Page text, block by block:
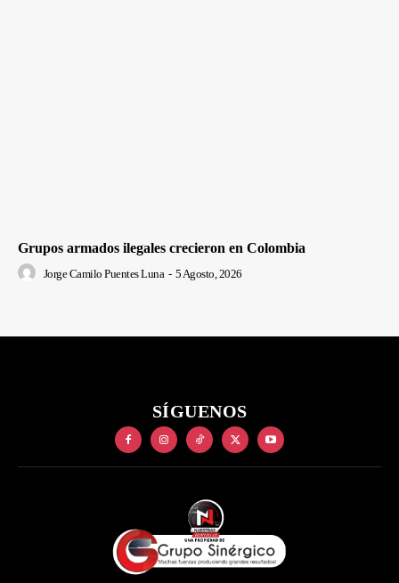
Grupos armados ilegales crecieron en Colombia
Jorge Camilo Puentes Luna - 5 Agosto, 2026
SÍGUENOS